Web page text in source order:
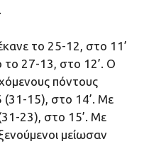
το 25-12, στο 11’
το 27-13, στο 12’. Ο
πόντους
(31-15), στο 14’. Με
23), στο 15’. Με
μείωσαν